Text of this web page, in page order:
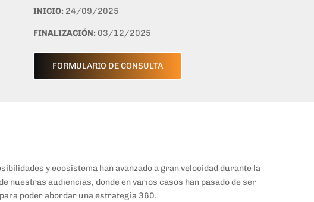
INICIO: 24/09/2025
FINALIZACIÓN: 03/12/2025
FORMULARIO DE CONSULTA
y ecosistema han avanzado a gran velocidad durante la
nuestras audiencias, donde en varios casos han pasado de ser
poder abordar una estrategia 360.